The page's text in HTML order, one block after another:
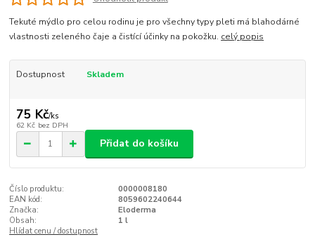
Tekuté mýdlo pro celou rodinu je pro všechny typy pleti má blahodárné
vlastnosti zeleného čaje a čistící účinky na pokožku. celý popis
Dostupnost Skladem
75 Kč/ks
62 Kč bez DPH
Přidat do košíku
Číslo produktu:
0000008180
EAN kód:
8059602240644
Značka:
Eloderma
Obsah:
1 l
Hlídat cenu / dostupnost